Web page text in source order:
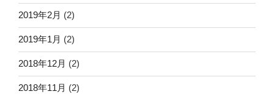
2019年2月 (2)
2019年1月 (2)
2018年12月 (2)
2018年11月 (2)